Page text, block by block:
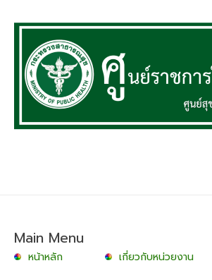
Main Menu
หน้าหลัก เกี่ยวกับหน่วยงาน